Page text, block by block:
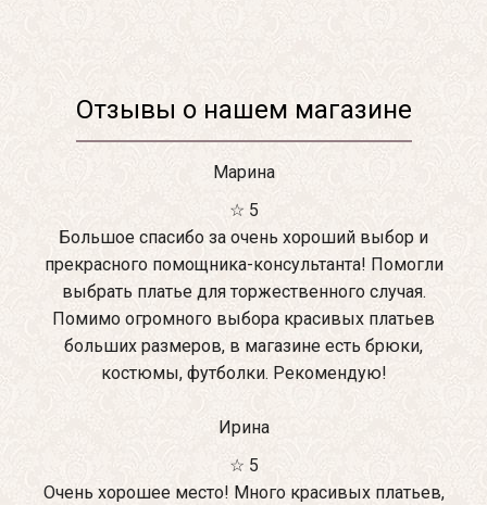
Отзывы о нашем магазине
Марина
☆ 5
Большое спасибо за очень хороший выбор и
прекрасного помощника-консультанта! Помогли
выбрать платье для торжественного случая.
Помимо огромного выбора красивых платьев
больших размеров, в магазине есть брюки,
костюмы, футболки. Рекомендую!
Ирина
☆ 5
Очень хорошее место! Много красивых платьев,